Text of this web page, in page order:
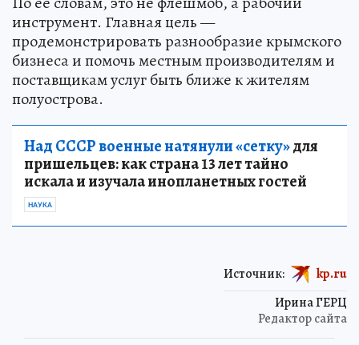
инструмент. Главная цель —
продемонстрировать разнообразие крымского
бизнеса и помочь местным производителям и
поставщикам услуг быть ближе к жителям
полуострова.
Над СССР военные натянули «сетку»для
пришельцев: как страна 13 лет тайно
искала и изучала инопланетных гостей
НАУКА
Ирина ГЕРЦ
Редактор сайта
Источник: kp.ru